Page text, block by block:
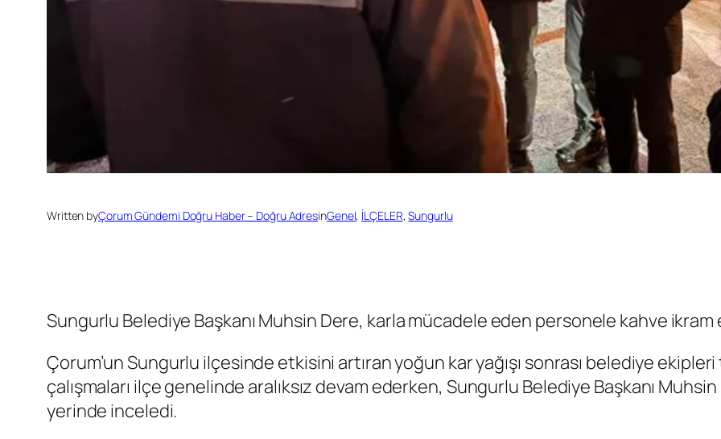
Written byÇorum Gündemi Doğru Haber – Doğru AdresinGenel, İLÇELER, Sungurlu
Sungurlu Belediye Başkanı Muhsin Dere, karla mücadele eden personele kahve
Çorum’un Sungurlu ilçesinde etkisini artıran yoğun kar yağışı sonrası belediye
çalışmaları ilçe genelinde aralıksız devam ederken, Sungurlu Belediye Başkanı
yerinde inceledi.